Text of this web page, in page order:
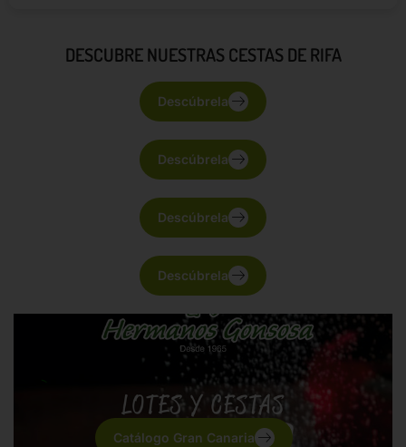
DESCUBRE NUESTRAS CESTAS DE RIFA
Descúbrela
Descúbrela
Descúbrela
Descúbrela
Catálogo Gran Canaria